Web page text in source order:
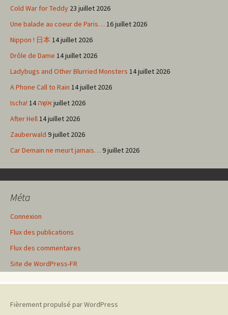
articles
Cold War for Teddy 23 juillet 2026
Une balade au coeur de Paris… 16 juillet 2026
Nippon ! 日本 14 juillet 2026
Drôle de Dame 14 juillet 2026
Ladybugs and Other Blurried Monsters 14 juillet 2026
A Phone Call to Rain 14 juillet 2026
Ischa! אִשָּׁה14 juillet 2026
After Hell14 juillet 2026
Zauberwald 9 juillet 2026
Car Demain ne meurt jamais… 9 juillet 2026
Méta
Connexion
Flux des publications
Flux des commentaires
Site de WordPress-FR
Fièrement propulsé par WordPress